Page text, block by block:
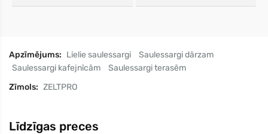
Apzīmējums: Lielie saulessargi
Saulessargi dārzam
Saulessargi kafejnīcām
Saulessargi terasēm
Zīmols: ZELTPRO
Līdzīgas preces